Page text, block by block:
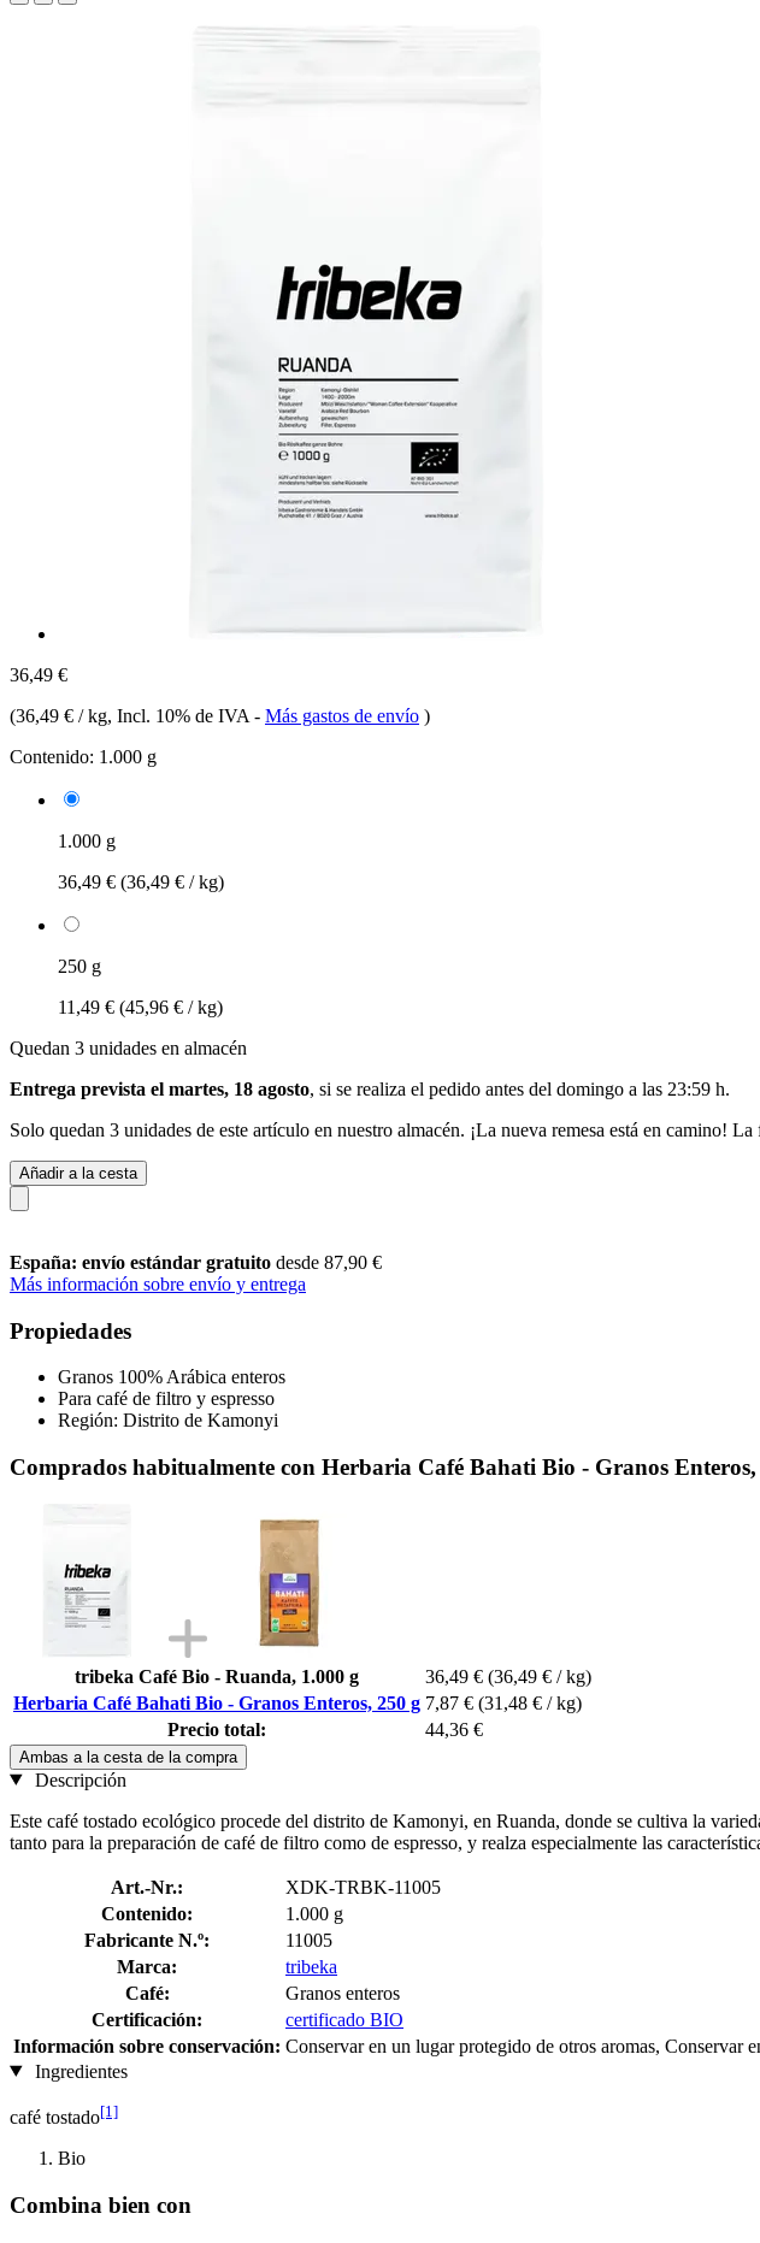
36,49 €
(36,49 € / kg, Incl. 10% de IVA - Más gastos de envío )
Contenido: 1.000 g
1.000 g
36,49 € (36,49 € / kg)
250 g
11,49 € (45,96 € / kg)
Quedan 3 unidades en almacén
Entrega prevista el martes, 18 agosto, si se realiza el pedido antes del domingo a las 23:59 h.
Solo quedan 3 unidades de este artículo en nuestro almacén. ¡La nueva remesa está en camino!
Añadir a la cesta
España: envío estándar gratuito desde 87,90 €
Más información sobre envío y entrega
Propiedades
Granos 100% Arábica enteros
Para café de filtro y espresso
Región: Distrito de Kamonyi
Comprados habitualmente con Herbaria Café Bahati Bio - Granos Enteros,
tribeka Café Bio - Ruanda, 1.000 g 36,49 € (36,49 € / kg)
Herbaria Café Bahati Bio - Granos Enteros, 250 g 7,87 € (31,48 € / kg)
Precio total:
44,36 €
Ambas a la cesta de la compra
Descripción
Este café tostado ecológico procede del distrito de Kamonyi, en Ruanda, donde se cultiva la
tanto para la preparación de café de filtro como de espresso, y realza especialmente las
Art.-Nr.:
XDK-TRBK-11005
Contenido:
1.000 g
Fabricante N.º:
11005
Marca:
tribeka
Café:
Granos enteros
Certificación:
certificado BIO
Información sobre conservación: Conservar en un lugar protegido de otros aromas, Conservar
Ingredientes
café tostado[1]
Bio
Combina bien con